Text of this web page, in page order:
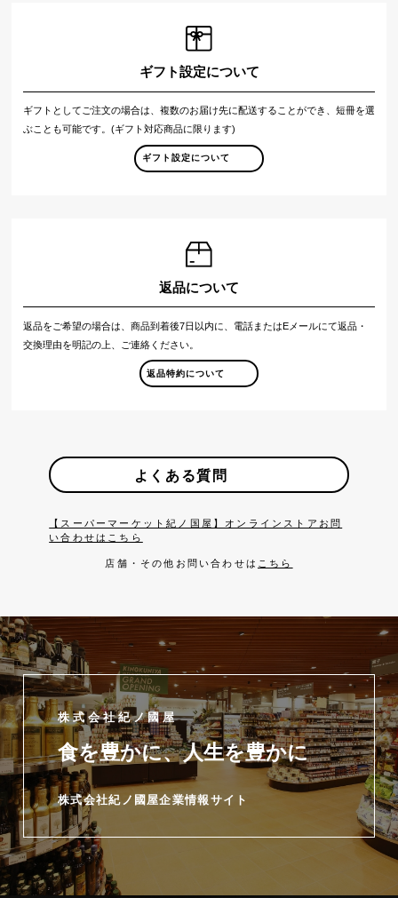
ギフト設定について
ギフトとしてご注文の場合は、複数のお届け先に配送することができ、短冊を選
ぶことも可能です。(ギフト対応商品に限ります)
ギフト設定について
返品について
返品をご希望の場合は、商品到着後7日以内に、電話またはEメールにて返品・
交換理由を明記の上、ご連絡ください。
返品特約について
よくある質問
【スーパーマーケット紀ノ国屋】オンラインストアお問
い合わせはこちら
店舗・その他お問い合わせは こちら
株式会社紀ノ國屋
食を豊かに、人生を豊かに
株式会社紀ノ國屋企業情報サイト